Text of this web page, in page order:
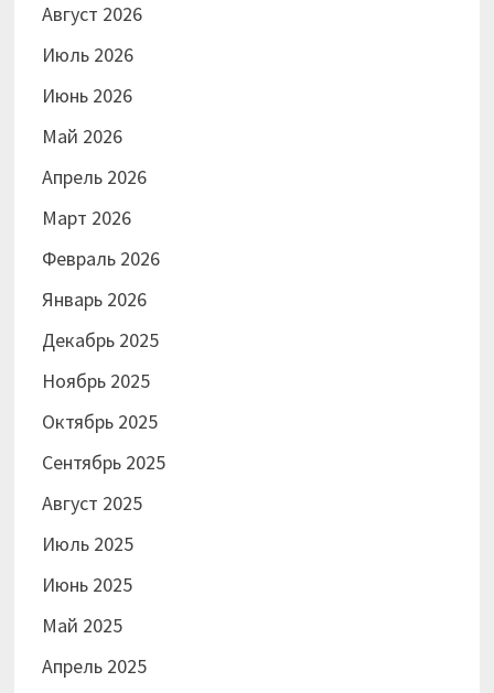
Август 2026
Июль 2026
Июнь 2026
Май 2026
Апрель 2026
Март 2026
Февраль 2026
Январь 2026
Декабрь 2025
Ноябрь 2025
Октябрь 2025
Сентябрь 2025
Август 2025
Июль 2025
Июнь 2025
Май 2025
Апрель 2025